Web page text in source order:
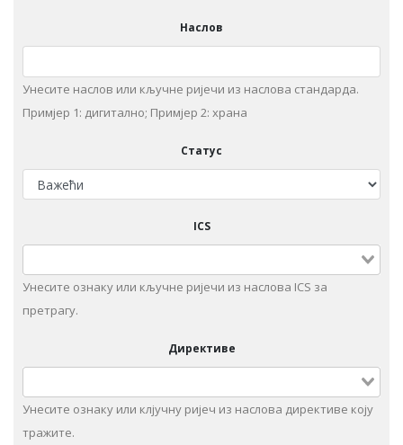
Наслов
Унeситe наслов или кључне ријечи из нaслoвa стaндaрдa.
Примjeр 1: дигитaлнo; Примjeр 2: храна
Статус
ICS
Унесите ознаку или кључне ријечи из наслова ICS за
претрагу.
Директиве
Унесите ознаку или клјучну ријеч из наслова директиве коју
тражите.